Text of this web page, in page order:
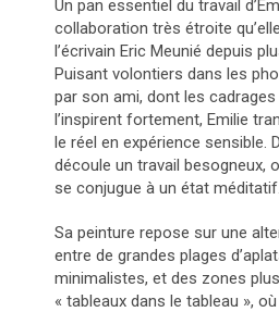
Un pan essentiel du travail
collaboration très étroite
l’écrivain Eric Meunié depuis
Puisant volontiers dans les
par son ami, dont les cadrages
l’inspirent fortement, Emilie
le réel en expérience sensible.
découle un travail besogneux,
se conjugue à un état méditatif.
Sa peinture repose sur une
entre de grandes plages
minimalistes, et des zones
« tableaux dans le tableau »,